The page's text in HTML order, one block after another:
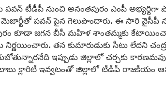
పవన్ టీడీపీ నుంచి అనంతపురం ఎంపీ
మెజార్టీతో పవన్ పైన గెలుపొందారు. ఈ సారి వైసీపీ
కూడా జగన బీసీ మహిళ శాంతమ్మకు
తన కుమారుడుకు సీటు లేదని
ఇప్పుడు జిల్లాలో చర్చకు
క్లారిటీ ఇవ్వటంతో జిల్లాలో టీడీపీ రాజకీయం